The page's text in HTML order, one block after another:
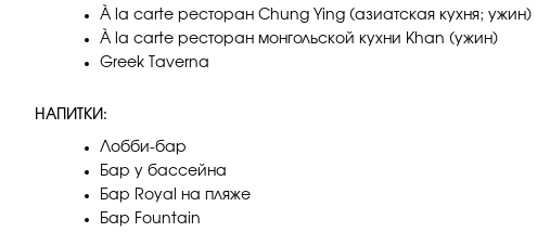
À la carte ресторан Chung Ying (азиатская кухня; ужин)
À la carte ресторан монгольской кухни Khan (ужин)
Greek Taverna
НАПИТКИ:
Лобби-бар
Бар у бассейна
Бар Royal на пляже
Бар Fountain